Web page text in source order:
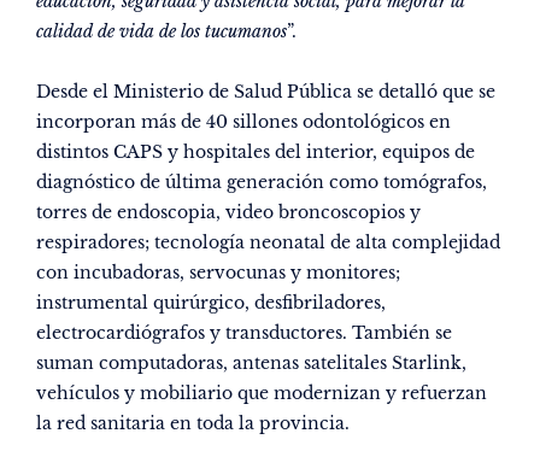
calidad de vida de los tucumanos”.
Desde el Ministerio de Salud Pública se detalló que se
incorporan más de 40 sillones odontológicos en
distintos CAPS y hospitales del interior, equipos de
diagnóstico de última generación como tomógrafos,
torres de endoscopia, video broncoscopios y
respiradores; tecnología neonatal de alta complejidad
con incubadoras, servocunas y monitores;
instrumental quirúrgico, desfibriladores,
electrocardiógrafos y transductores. También se
suman computadoras, antenas satelitales Starlink,
vehículos y mobiliario que modernizan y refuerzan
la red sanitaria en toda la provincia.